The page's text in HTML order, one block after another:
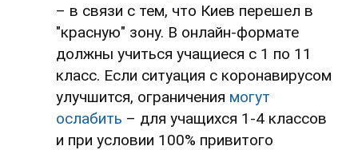
– в связи с тем, что Киев перешел в
"красную" зону. В онлайн-формате
должны учиться учащиеся с 1 по 11
класс. Если ситуация с коронавирусом
улучшится, ограничения могут
ослабить – для учащихся 1-4 классов
и при условии 100% привитого